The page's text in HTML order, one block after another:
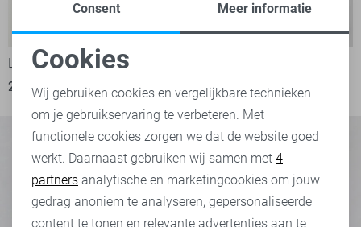
LolaLiza Blouse
25,00
49,99
15,00
29,99
Noodzakelijke cookies
Personalisatie cookies
Analytische cookies
Marketing cookies
Consent Meer informatie
Cookies
Wij gebruiken cookies en vergelijkbare technieken
om je gebruikservaring te verbeteren. Met
functionele cookies zorgen we dat de website goed
werkt. Daarnaast gebruiken wij samen met 4
partners analytische en marketingcookies om jouw
gedrag anoniem te analyseren, gepersonaliseerde
content te tonen en relevante advertenties aan te